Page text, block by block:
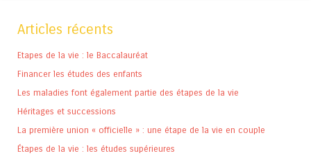
Articles récents
Etapes de la vie : le Baccalauréat
Financer les études des enfants
Les maladies font également partie des étapes de la vie
Héritages et successions
La première union « officielle » : une étape de la vie en couple
Étapes de la vie : les études supérieures